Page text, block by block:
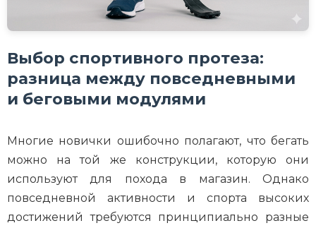
Выбор спортивного протеза:
разница между повседневными
и беговыми модулями
Многие новички ошибочно полагают, что бегать
можно на той же конструкции, которую они
используют для похода в магазин. Однако
повседневной активности и спорта высоких
достижений требуются принципиально разные